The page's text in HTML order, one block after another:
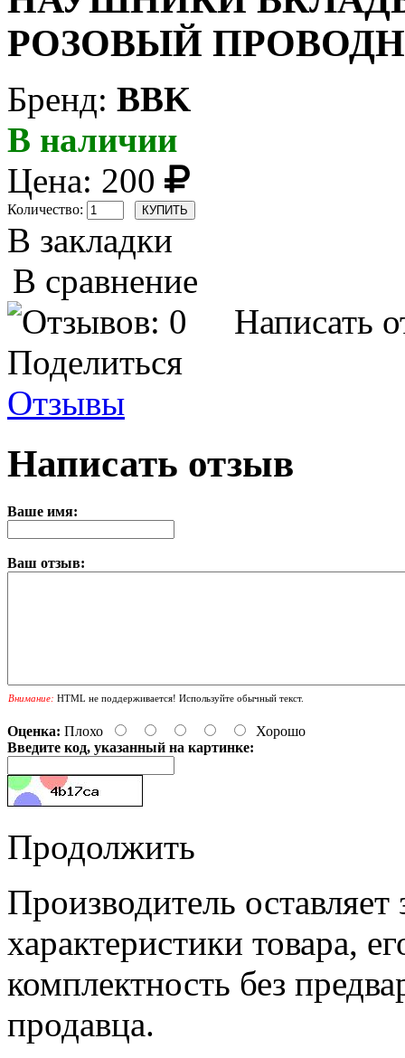
РОЗОВЫЙ
Бренд: BBK
В наличии
Цена: 200
Количество:
В закладки
В сравнение
Написать
Поделиться
Отзывы
Написать отзыв
Ваше имя:
Ваш отзыв:
Внимание: HTML не поддерживается! Используйте обычный текст.
Оценка: Плохо
Хорошо
Введите код, указанный на картинке:
Продолжить
Производитель
характеристики товара,
комплектность без
продавца.